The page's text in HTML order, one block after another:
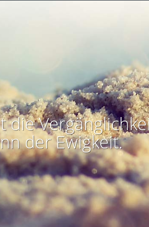
die
der Ewigkeit.